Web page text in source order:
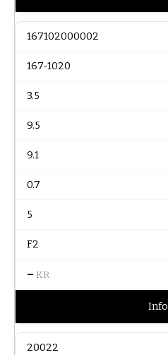
167102000002
167-1020
3.5
9.5
9.1
0.7
5
F2
– KR
Info
20022